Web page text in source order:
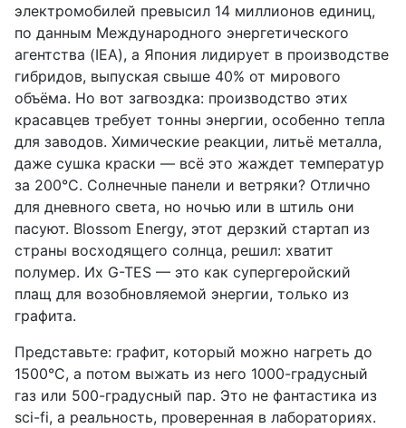
электромобилей превысил 14 миллионов единиц,
по данным Международного энергетического
агентства (IEA), а Япония лидирует в производстве
гибридов, выпуская свыше 40% от мирового
объёма. Но вот загвоздка: производство этих
красавцев требует тонны энергии, особенно тепла
для заводов. Химические реакции, литьё металла,
даже сушка краски — всё это жаждет температур
за 200°C. Солнечные панели и ветряки? Отлично
для дневного света, но ночью или в штиль они
пасуют. Blossom Energy, этот дерзкий стартап из
страны восходящего солнца, решил: хватит
полумер. Их G-TES — это как супергеройский
плащ для возобновляемой энергии, только из
графита.
Представьте: графит, который можно нагреть до
1500°C, а потом выжать из него 1000-градусный
газ или 500-градусный пар. Это не фантастика из
sci-fi, а реальность, проверенная в лабораториях.